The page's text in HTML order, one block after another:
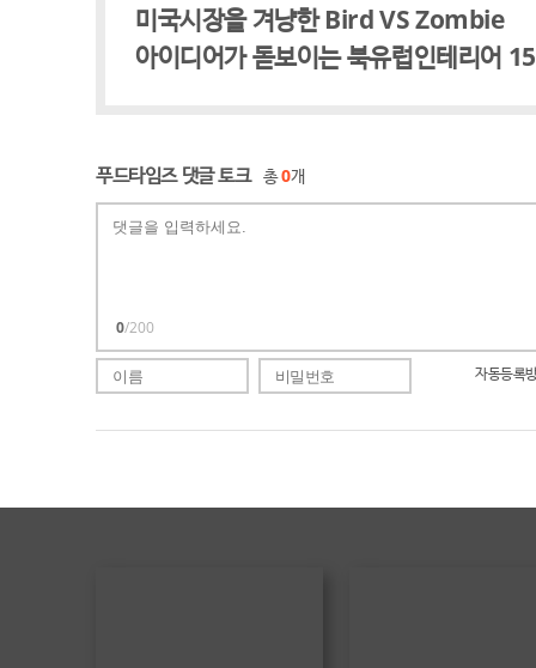
미국시장을 겨냥한 Bird VS Zombie
아이디어가 돋보이는 북유럽인테리어
푸드타임즈 댓글 토크 총0개
0/200
자동등록